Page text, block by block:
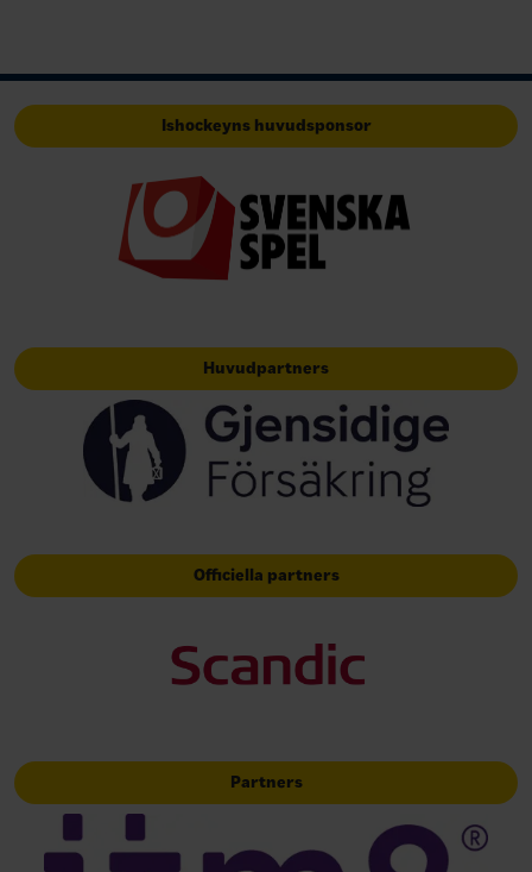
Ishockeyns huvudsponsor
Huvudpartners
Officiella partners
Partners